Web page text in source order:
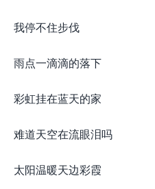
我停不住步伐
雨点一滴滴的落下
彩虹挂在蓝天的家
难道天空在流眼泪吗
太阳温暖天边彩霞